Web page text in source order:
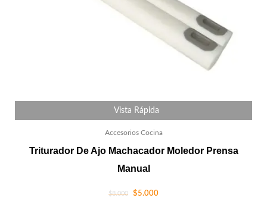
Vista Rápida
Accesorios Cocina
Triturador De Ajo Machacador Moledor Prensa
Manual
$8.000 $5.000